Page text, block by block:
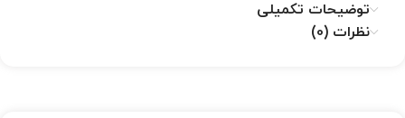
توضیحات تکمیلی
نظرات (0)